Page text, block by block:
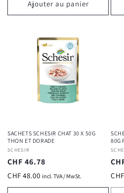
Ajouter au panier
SACHETS SCHESIR CHAT 30 X 50G
THON ET DORADE
Fournisseur :
SCHESIR
Prix
habituel
CHF 46.78
CHF 48.00 incl. TVA / MwSt.
80G